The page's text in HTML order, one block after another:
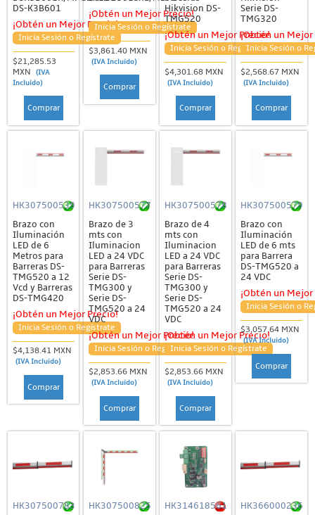
DS-K3B601
¡Obtén un Mejor Precio!
Inicia Sesión o Regístrate
$21,285.53
MXN
(IVA
Incluido)
Comprar
¡Obtén un Mejor Precio!
Inicia Sesión o Regístrate
$3,861.40 MXN
(IVA Incluido)
Comprar
Hikvision DS-
TMG520
¡Obtén un Mejor Precio!
Inicia Sesión o Regístrate
$4,301.68 MXN
(IVA Incluido)
Comprar
Serie DS-
TMG320
¡Obtén un
Inicia Sesión o
$2,568.67 MXN
(IVA Incluido)
Comprar
HK307500539
Brazo con
Iluminación
LED de 6
Metros para
Barreras DS-
TMG520 a 12
Vcd y Barreras
DS-TMG420
¡Obtén un Mejor Precio!
Inicia Sesión o Regístrate
$4,138.41 MXN
(IVA Incluido)
Comprar
HK307500577
Brazo de 3
mts con
Iluminacion
LED a 24 VDC
para Barreras
Serie DS-
TMG300 y
Serie DS-
TMG520 a 24
VDC
¡Obtén un Mejor Precio!
Inicia Sesión o Regístrate
$2,853.66 MXN
(IVA Incluido)
Comprar
HK307500578
Brazo de 4
mts con
Iluminacion
LED a 24 VDC
para Barreras
Serie DS-
TMG300 y
Serie DS-
TMG520 a 24
VDC
¡Obtén un Mejor Precio!
Inicia Sesión o Regístrate
$2,853.66 MXN
(IVA Incluido)
Comprar
HK307500579
Brazo con
Iluminación
LED de 6 mts
para Barrera
DS-TMG520 a
24 VDC
¡Obtén un
Inicia Sesión o
$3,057.64 MXN
(IVA Incluido)
Comprar
HK307500783
HK307500825
HK314618561
HK366000236